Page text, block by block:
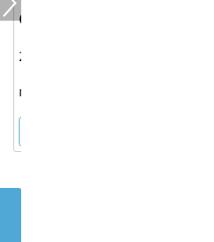
6 315 000 руб.
29.70 м² | 23 - 25 эт.
г. Екатеринбург, ул. Учителей,